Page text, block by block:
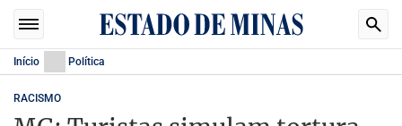
Início Política
RACISMO